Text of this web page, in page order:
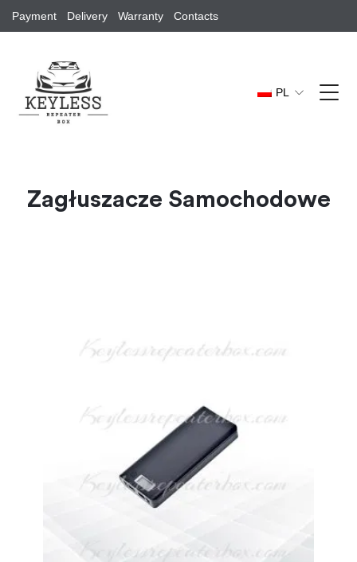
Payment Delivery Warranty Contacts
PL
Zagłuszacze Samochodowe